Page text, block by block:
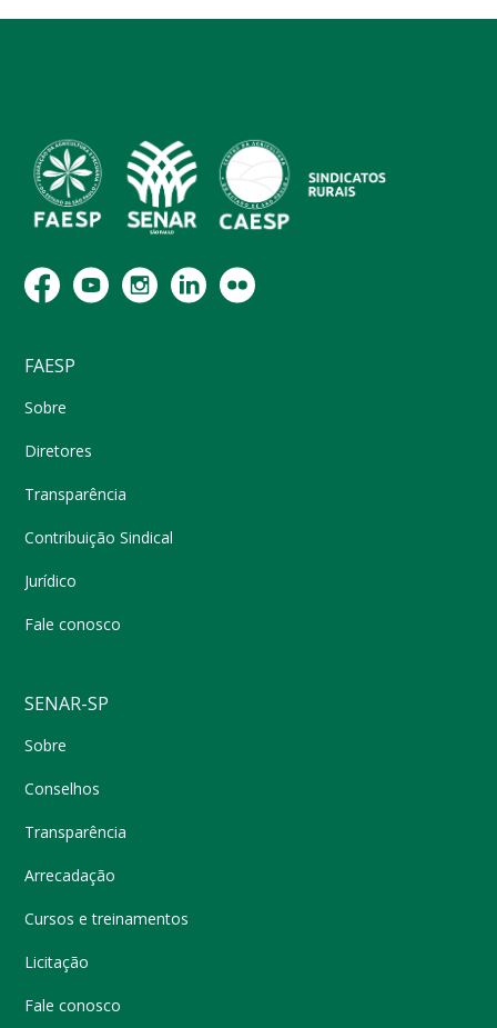
FAESP
Sobre
Diretores
Transparência
Contribuição Sindical
Jurídico
Fale conosco
SENAR-SP
Sobre
Conselhos
Transparência
Arrecadação
Cursos e treinamentos
Licitação
Fale conosco